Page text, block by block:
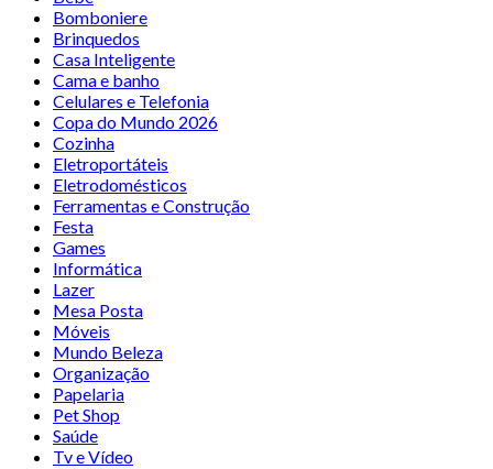
Bomboniere
Brinquedos
Casa Inteligente
Cama e banho
Celulares e Telefonia
Copa do Mundo 2026
Cozinha
Eletroportáteis
Eletrodomésticos
Ferramentas e Construção
Festa
Games
Informática
Lazer
Mesa Posta
Móveis
Mundo Beleza
Organização
Papelaria
Pet Shop
Saúde
Tv e Vídeo